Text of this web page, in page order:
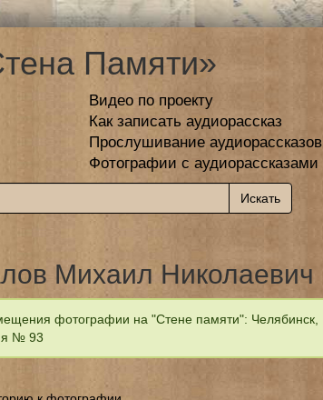
Памяти»
Видео по проекту
Как записать аудиорассказ
Прослушивание аудиорассказов
Фотографии с аудиорассказами
Михаил Николаевич
фотографии на "Стене памяти": Челябинск,
№ 93